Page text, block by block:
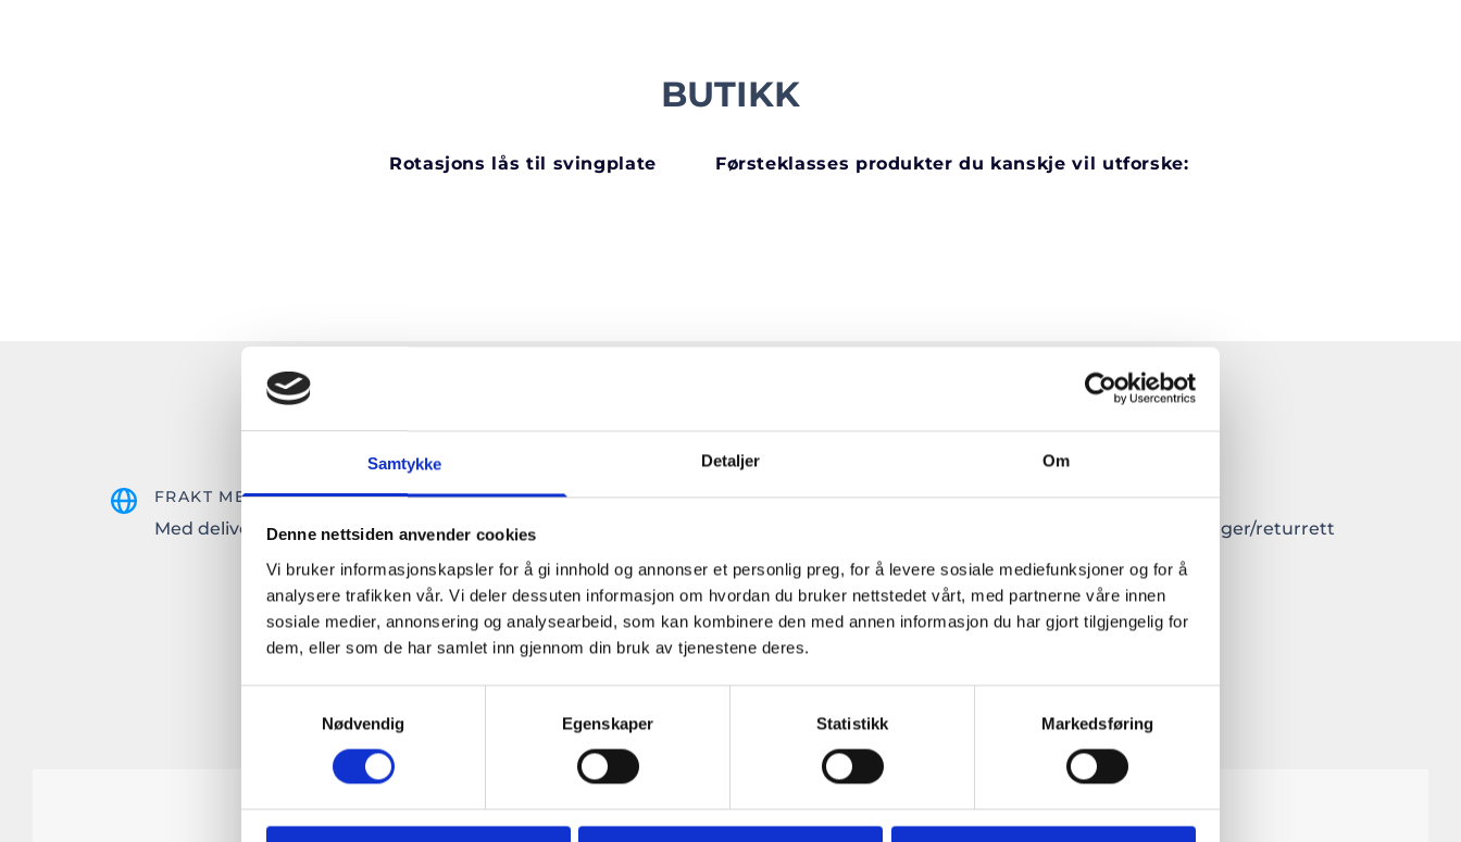
Samtykke Detaljer Om
Denne nettsiden anvender cookies
Vi bruker informasjonskapsler for å gi innhold og annonser et personlig preg, for å levere sosiale mediefunksjoner og for å
analysere trafikken vår. Vi deler dessuten informasjon om hvordan du bruker nettstedet vårt, med partnerne våre innen
sosiale medier, annonsering og analysearbeid, som kan kombinere den med annen informasjon du har gjort tilgjengelig for
dem, eller som de har samlet inn gjennom din bruk av tjenestene deres.
Nødvendig
Egenskaper Statistikk Markedsføring
BUTIKK
Rotasjons lås til svingplate Førsteklasses produkter du kanskje vil utforske:
FRAKT MED DHL EXPRESS
Med delivery on demand
FRI STØTTE
Med rask respons
SIKKER BETALING
betalingsleverandører
RETURRETT
14 dagers anger/returrett